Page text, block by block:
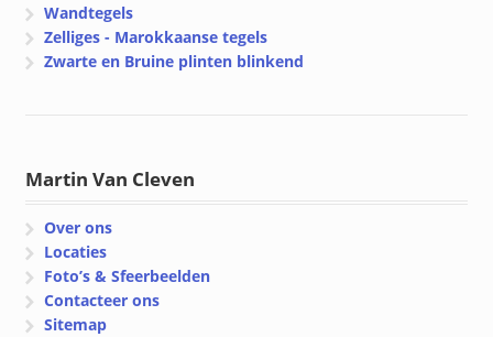
Wandtegels
Zelliges - Marokkaanse tegels
Zwarte en Bruine plinten blinkend
Martin Van Cleven
Over ons
Locaties
Foto’s & Sfeerbeelden
Contacteer ons
Sitemap